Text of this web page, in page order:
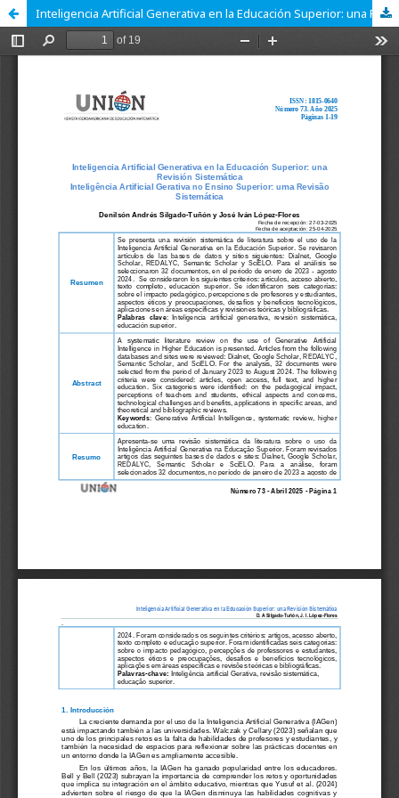
Inteligencia Artificial Generativa en la Educación Superior: una Revisión Sistemática